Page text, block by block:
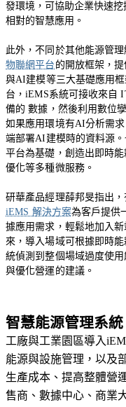
發環境，可協助企業快速
相對的智慧應用。
此外，不同於其他能源管
物聯網平台 的開放框架，
與AI建模等三大基礎應用
台，iEMS系統可接收來自
備的 數據，然後利用數位
如果應用環境有AI分析需
端部署AI建模時的資料源
平台為基礎，創造出即時
優化等多種微服務。
研華產品經理薛邦旻指出
iEMS 解決方案為客戶提供
據應用需求，輕鬆地加入
來，導入場域可根據即時
統偵測到整個場域過度使
與優化營運的建議。
智慧能源管理系
工廠與工業園區導入
能源與設施管理，以及
生產成本、提高整體營
售商、數據中心、商業